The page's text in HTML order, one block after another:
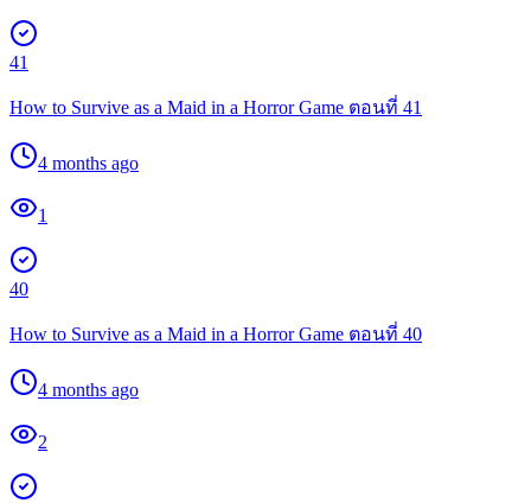
41
How to Survive as a Maid in a Horror Game ตอนที่ 41
4 months ago
1
40
How to Survive as a Maid in a Horror Game ตอนที่ 40
4 months ago
2